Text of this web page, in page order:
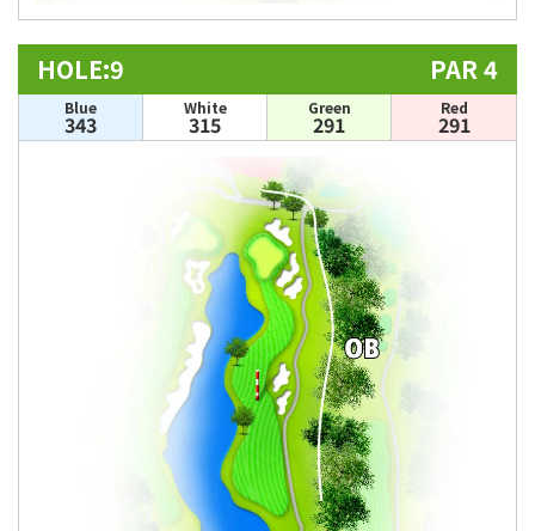
HOLE:9 PAR 4
Blue
343
White
315
Green
291
Red
291